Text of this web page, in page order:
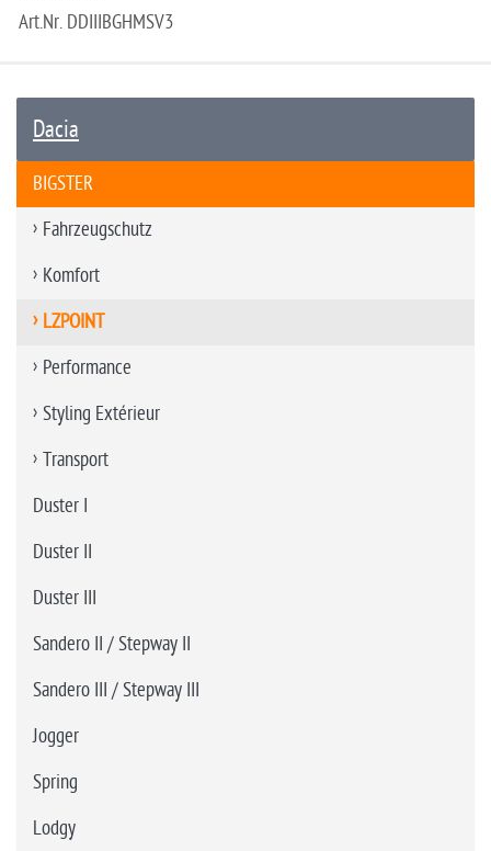
Art.Nr. DDIIIBGHMSV3
Dacia
BIGSTER
Fahrzeugschutz
Komfort
LZPOINT
Performance
Styling Extérieur
Transport
Duster I
Duster II
Duster III
Sandero II / Stepway II
Sandero III / Stepway III
Jogger
Spring
Lodgy